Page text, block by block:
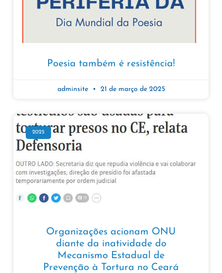
Poesia também é resistência!
adminsite 21 de março de 2025
2025
Organizações acionam ONU
diante da inatividade do
Mecanismo Estadual de
Prevenção à Tortura no Ceará